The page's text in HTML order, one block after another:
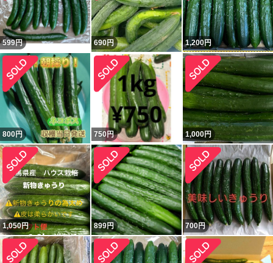
599円 690円 1,200円
800円 750円 1,000円
1,050円 899円 700円